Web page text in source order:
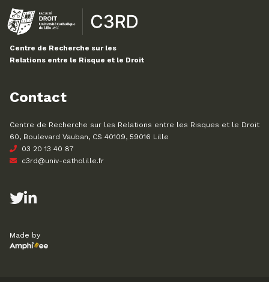
Centre de Recherche sur les
Relations entre le Risque et le Droit
Contact
Centre de Recherche sur les Relations entre les Risques et le Droit
60, Boulevard Vauban, CS 40109, 59016 Lille
03 20 13 40 87
c3rd@univ-catholille.fr
Made by